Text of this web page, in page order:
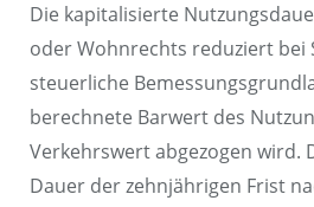
Die kapitalisierte
oder Wohnrechts reduziert bei
steuerliche
berechnete Barwert des
Verkehrswert abgezogen wird.
Dauer der zehnjährigen Frist